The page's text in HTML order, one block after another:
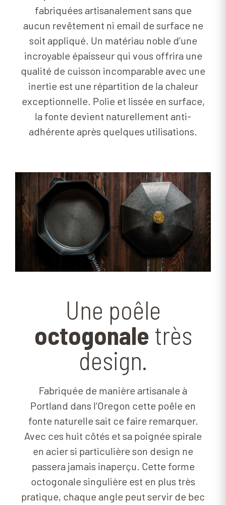
fabriquées artisanalement sans que
aucun revêtement ni email de surface ne
soit appliqué. Un matériau noble d’une
incroyable épaisseur qui vous offrira une
qualité de cuisson incomparable avec une
inertie est une répartition de la chaleur
exceptionnelle. Polie et lissée en surface,
la fonte devient naturellement anti-
adhérente après quelques utilisations.
Une poêle
octogonale très
design.
Fabriquée de manière artisanale à
Portland dans l’Oregon cette poêle en
fonte naturelle sait ce faire remarquer.
Avec ces huit côtés et sa poignée spirale
en acier si particulière son design ne
passera jamais inaperçu. Cette forme
octogonale singulière est en plus très
pratique, chaque angle peut servir de bec